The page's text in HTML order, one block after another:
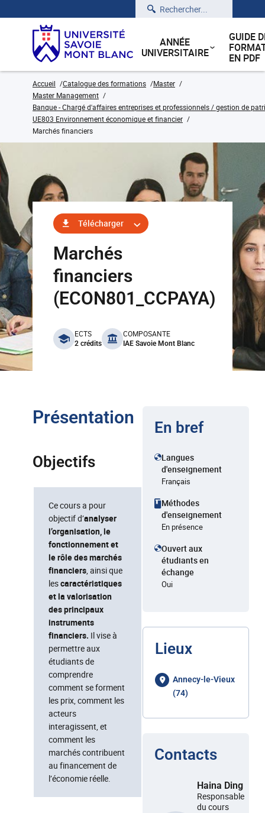
Rechercher
ANNÉE
UNIVERSITAIRE
GUIDE
EN PDF
Accueil Catalogue des formations
Master
Master Management
Banque - Chargé d'affaires entreprises et professionnels / gestion de
UE803 Environnement économique et financier
Marchés financiers
Télécharger
Marchés
financiers
(ECON801_CCPAYA)
benefits
ECTS
2 crédits
COMPOSANTE
IAE Savoie Mont Blanc
Présentation
Objectifs
Ce cours a pour
objectif d’analyser
l’organisation, le
fonctionnement et
le rôle des marchés
financiers, ainsi que
lescaractéristiques
et la valorisation
des principaux
instruments
financiers. Il vise à
permettre aux
étudiants de
comprendre
comment se forment
les prix, comment les
acteurs
interagissent, et
comment les
marchés contribuent
au financement de
l’économie réelle.
En bref
Langues
d'enseignement
Français
Méthodes
d'enseignement
En présence
Ouvert aux
étudiants en
échange
Oui
Lieux
Annecy-le-Vieux
(74)
Contacts
Haina Ding
Responsable
du cours